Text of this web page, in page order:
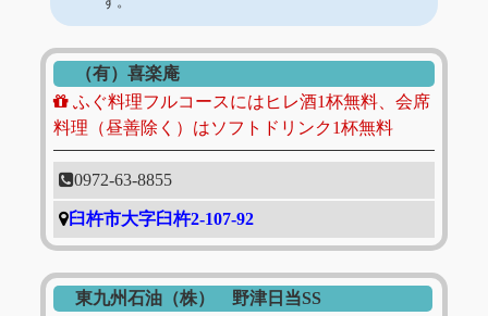
（有）喜楽庵
ふぐ料理フルコースにはヒレ酒1杯無料、会席
料理（昼善除く）はソフトドリンク1杯無料
0972-63-8855
臼杵市大字臼杵2-107-92
東九州石油（株） 野津日当SS